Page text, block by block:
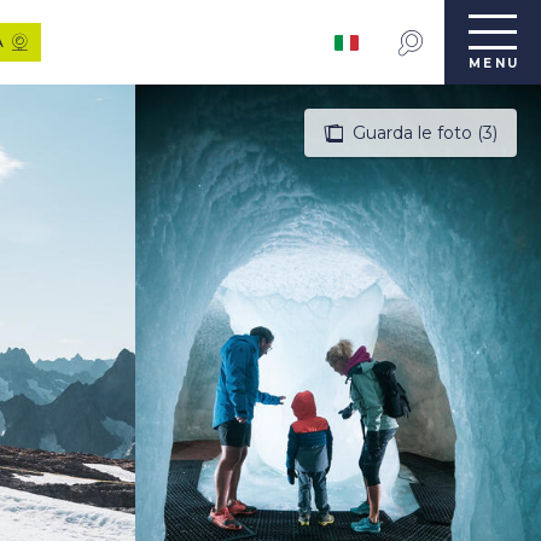
MENU
Guarda le foto (3)